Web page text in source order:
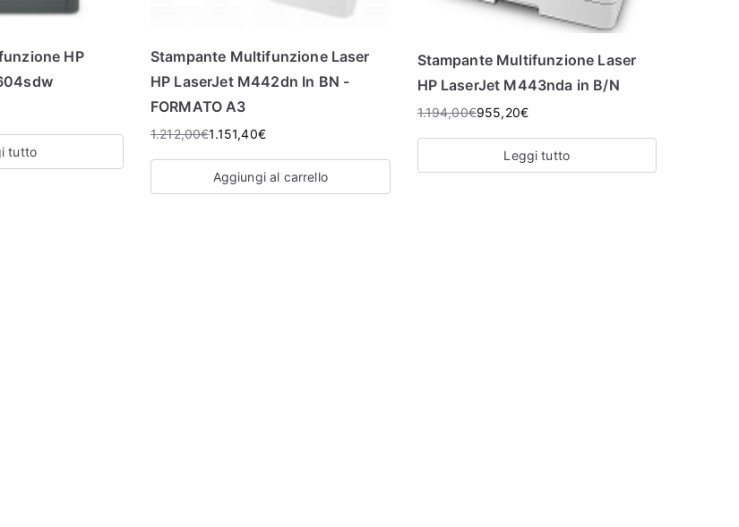
HP
tutto
Stampante Multifunzione Laser
HP LaserJet M442dn In BN -
FORMATO A3
1.212,00€1.151,40€
Aggiungi al carrello
Stampante Multifunzione Laser
HP LaserJet M443nda in B/N
1.194,00€955,20€
Leggi tutto